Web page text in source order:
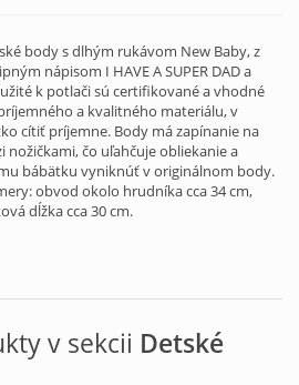
body s dlhým rukávom New Baby, z
nápisom I HAVE A SUPER DAD a
k potlači sú certifikované a vhodné
a kvalitného materiálu, v
cítiť príjemne. Body má zapínanie na
nožičkami, čo uľahčuje obliekanie a
bábätku vyniknúť v originálnom body.
obvod okolo hrudníka cca 34 cm,
dĺžka cca 30 cm.
v sekcii Detské